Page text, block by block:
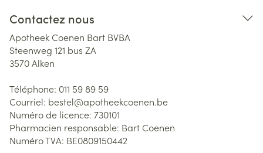
Contactez nous
Apotheek Coenen Bart BVBA
Steenweg 121 bus ZA
3570Alken
Téléphone: 011 59 89 59
Courriel: bestel@apotheekcoenen.be
Numéro de licence: 730101
Pharmacien responsable: Bart Coenen
Numéro TVA: BE0809150442